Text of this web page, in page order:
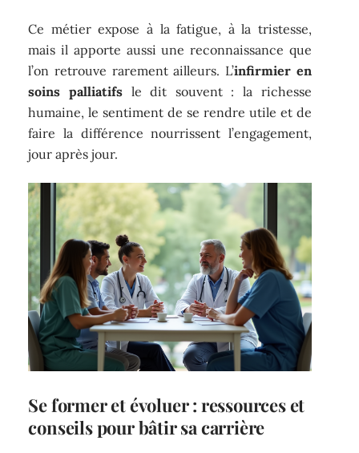
Ce métier expose à la fatigue, à la tristesse,
mais il apporte aussi une reconnaissance que
l’on retrouve rarement ailleurs. L’infirmier en
soins palliatifsle dit souvent : la richesse
humaine, le sentiment de se rendre utile et de
faire la différence nourrissent l’engagement,
jour après jour.
Se former et évoluer : ressources et
conseils pour bâtir sa carrière